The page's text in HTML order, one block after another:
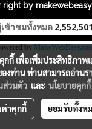
right by
เข้าชมทั้งหมด 2,552,501
by
คุกกี้ เพื่อเพิ่มประสิทธิภา
องท่าน ท่านสามารถอ่านร
ส่วนตัว และ นโยบายคุกกี้
ค่าคุกกี้ ยอมรับทั้งห